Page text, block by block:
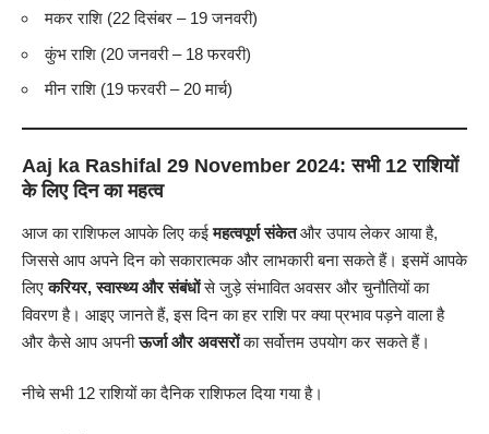
मकर राशि (22 दिसंबर – 19 जनवरी)
कुंभ राशि (20 जनवरी – 18 फरवरी)
मीन राशि (19 फरवरी – 20 मार्च)
Aaj ka Rashifal 29 November 2024: सभी 12 राशियों
के लिए दिन का महत्व
आज का राशिफल आपके लिए कईमहत्वपूर्ण संकेतऔर उपाय लेकर आया है,
जिससे आप अपने दिन को सकारात्मक और लाभकारी बना सकते हैं। इसमें आपके
लिएकरियर, स्वास्थ्य और संबंधोंसे जुड़े संभावित अवसर और चुनौतियों का
विवरण है। आइए जानते हैं, इस दिन का हर राशि पर क्या प्रभाव पड़ने वाला है
और कैसे आप अपनीऊर्जा और अवसरोंका सर्वोत्तम उपयोग कर सकते हैं।
नीचे सभी 12 राशियों का दैनिक राशिफल दिया गया है।